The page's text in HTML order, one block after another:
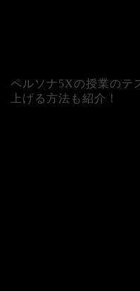
ペルソナ5Xの授業のテ
上げる方法も紹介！